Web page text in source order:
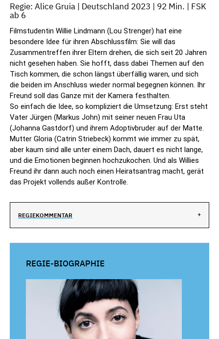
Regie: Alice Gruia | Deutschland 2023 | 92 Min. | FSK
ab 6
Filmstudentin Willie Lindmann (Lou Strenger) hat eine
besondere Idee für ihren Abschlussfilm: Sie will das
Zusammentreffen ihrer Eltern drehen, die sich seit 20 Jahren
nicht gesehen haben. Sie hofft, dass dabei Themen auf den
Tisch kommen, die schon längst überfällig waren, und sich
die beiden im Anschluss wieder normal begegnen können. Ihr
Freund soll das Ganze mit der Kamera festhalten.
So einfach die Idee, so kompliziert die Umsetzung: Erst steht
Vater Jürgen (Markus John) mit seiner neuen Frau Uta
(Johanna Gastdorf) und ihrem Adoptivbruder auf der Matte.
Mutter Gloria (Catrin Striebeck) kommt wie immer zu spät,
aber kaum sind alle unter einem Dach, dauert es nicht lange,
und die Emotionen beginnen hochzukochen. Und als Willies
Freund ihr dann auch noch einen Heiratsantrag macht, gerät
das Projekt vollends außer Kontrolle.
REGIEKOMMENTAR
REGIE-BIOGRAPHIE